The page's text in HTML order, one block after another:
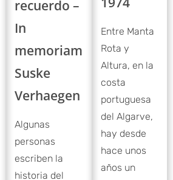
recuerdo –
In
memoriam
Suske
Verhaegen
Algunas
personas
escriben la
historia del
Entre Manta
Rota y
Altura, en la
costa
portuguesa
del Algarve,
hay desde
hace unos
años un